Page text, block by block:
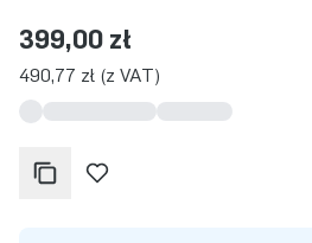
399,00 zł
490,77 zł (z VAT)